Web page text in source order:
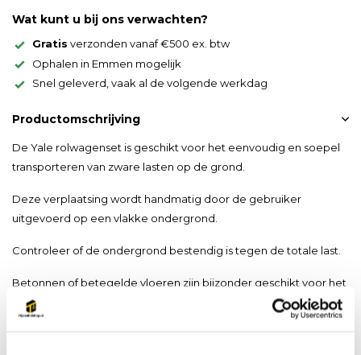
Wat kunt u bij ons verwachten?
Gratis verzonden vanaf €500 ex. btw
Ophalen in Emmen mogelijk
Snel geleverd, vaak al de volgende werkdag
Productomschrijving
De Yale rolwagenset is geschikt voor het eenvoudig en soepel
transporteren van zware lasten op de grond.
Deze verplaatsing wordt handmatig door de gebruiker
uitgevoerd op een vlakke ondergrond.
Controleer of de ondergrond bestendig is tegen de totale last.
Betonnen of betegelde vloeren zijn bijzonder geschikt voor het
veilig verplaatsen van deze lasten.